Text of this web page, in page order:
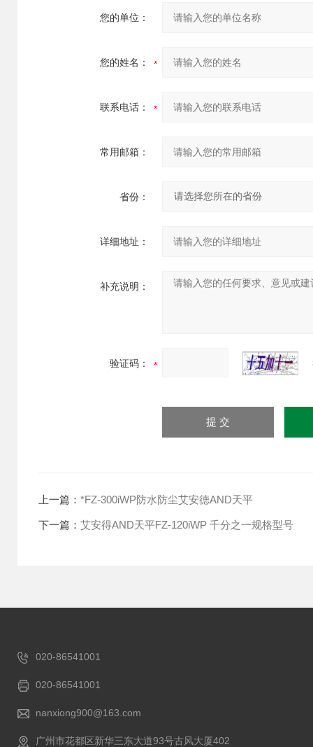
您的单位：
您的姓名：
联系电话：
常用邮箱：
省份：
详细地址：
补充说明：
验证码：
上一篇： *FZ-300iWP防水防尘艾安德AND天平
下一篇： 艾安得AND天平FZ-120iWP 千分之一规格型号
020-86541001
020-86541001
nanxiong900@163.com
广州市花都区新华三东大道93号古风大厦402